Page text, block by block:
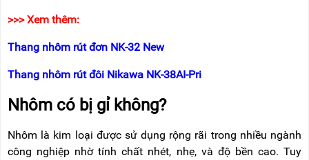
BẢO
HÀNH
LIÊN
NHÔM
GIÁO
VÁN
THANG
TAY
XE
ĐẨY
HÀNG
>>> Xem thêm:
Thang nhôm rút đơn NK-32 New
Thang nhôm rút đôi Nikawa NK-38AI-Pri
Nhôm có bị gỉ không?
Nhôm là kim loại được sử dụng rộng rãi trong nhiều ngành
công nghiệp nhờ tính chất nhét, nhẹ, và độ bền cao. Tuy